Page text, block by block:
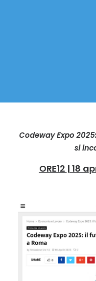
Codeway Expo
si
ORE12 | 18